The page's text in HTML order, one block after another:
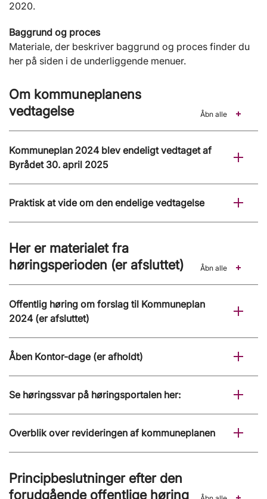
2020.
Baggrund og proces
Materiale, der beskriver baggrund og proces finder du
her på siden i de underliggende menuer.
Om kommuneplanens
vedtagelse
Åbn alle
Kommuneplan 2024 blev endeligt vedtaget af
Byrådet 30. april 2025
Praktisk at vide om den endelige vedtagelse
Her er materialet fra
høringsperioden (er afsluttet)
Åbn alle
Offentlig høring om forslag til Kommuneplan
2024 (er afsluttet)
Åben Kontor-dage (er afholdt)
Se høringssvar på høringsportalen her:
Overblik over revideringen af kommuneplanen
Principbeslutninger efter den
forudgående offentlige høring